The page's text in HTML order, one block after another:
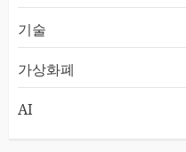
기술
가상화폐
AI